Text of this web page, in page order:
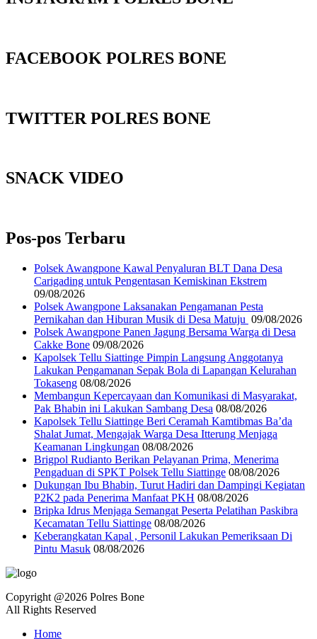
FACEBOOK POLRES BONE
TWITTER POLRES BONE
SNACK VIDEO
Pos-pos Terbaru
‎Polsek Awangpone Kawal Penyaluran BLT Dana Desa
Carigading untuk Pengentasan Kemiskinan Ekstrem
09/08/2026
‎Polsek Awangpone Laksanakan Pengamanan Pesta
Pernikahan dan Hiburan Musik di Desa Matuju ‎ 09/08/2026
Polsek Awangpone Panen Jagung Bersama Warga di Desa
Cakke Bone 09/08/2026
Kapolsek Tellu Siattinge Pimpin Langsung Anggotanya
Lakukan Pengamanan Sepak Bola di Lapangan Kelurahan
Tokaseng 08/08/2026
Membangun Kepercayaan dan Komunikasi di Masyarakat,
Pak Bhabin ini Lakukan Sambang Desa 08/08/2026
Kapolsek Tellu Siattinge Beri Ceramah Kamtibmas Ba’da
Shalat Jumat, Mengajak Warga Desa Itterung Menjaga
Keamanan Lingkungan 08/08/2026
Brigpol Rudianto Berikan Pelayanan Prima, Menerima
Pengaduan di SPKT Polsek Tellu Siattinge 08/08/2026
Dukungan Ibu Bhabin, Turut Hadiri dan Dampingi Kegiatan
P2K2 pada Penerima Manfaat PKH 08/08/2026
Bripka Idrus Menjaga Semangat Peserta Pelatihan Paskibra
Kecamatan Tellu Siattinge 08/08/2026
Keberangkatan Kapal , Personil Lakukan Pemeriksaan Di
Pintu Masuk 08/08/2026
Copyright @2026 Polres Bone
All Rights Reserved
Home